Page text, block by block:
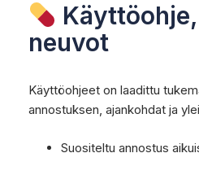
neuvot
Käyttöohjeet on laadittu
annostuksen, ajankohdat ja
Suositeltu annostus